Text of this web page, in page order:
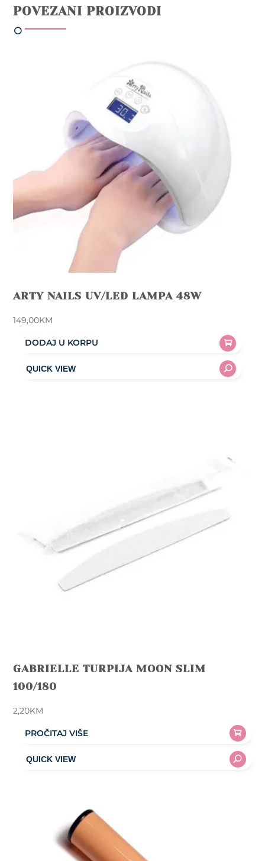
POVEZANI PROIZVODI
ARTY NAILS UV/LED LAMPA 48W
149,00KM
DODAJ U KORPU
GABRIELLE TURPIJA MOON SLIM
100/180
2,20KM
PROČITAJ VIŠE